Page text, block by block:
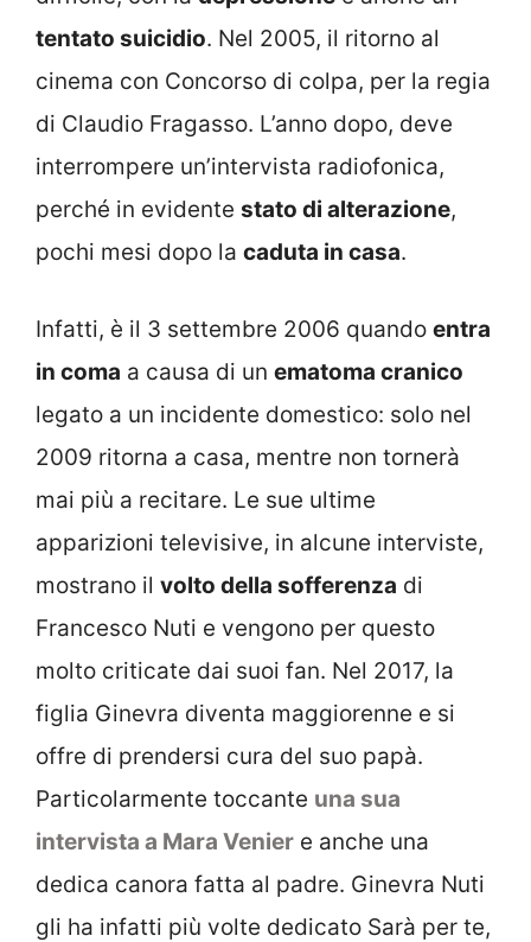
tentato suicidio. Nel 2005, il ritorno al
cinema con Concorso di colpa, per la regia
di Claudio Fragasso. L’anno dopo, deve
interrompere un’intervista radiofonica,
perché in evidente stato di alterazione,
pochi mesi dopo la caduta in casa.
Infatti, è il 3 settembre 2006 quando entra
in coma a causa di un ematoma cranico
legato a un incidente domestico: solo nel
2009 ritorna a casa, mentre non tornerà
mai più a recitare. Le sue ultime
apparizioni televisive, in alcune interviste,
mostrano il volto della sofferenza di
Francesco Nuti e vengono per questo
molto criticate dai suoi fan. Nel 2017, la
figlia Ginevra diventa maggiorenne e si
offre di prendersi cura del suo papà.
Particolarmente toccante una sua
intervista a Mara Venier e anche una
dedica canora fatta al padre. Ginevra Nuti
gli ha infatti più volte dedicato Sarà per te,